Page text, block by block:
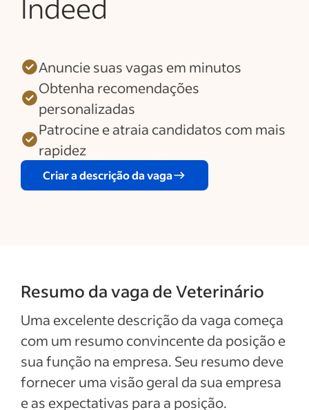
Indeed
Anuncie suas vagas em minutos
Obtenha recomendações
personalizadas
Patrocine e atraia candidatos com mais
rapidez
Criar a descrição da vaga
Resumo da vaga de Veterinário
Uma excelente descrição da vaga começa
com um resumo convincente da posição e
sua função na empresa. Seu resumo deve
fornecer uma visão geral da sua empresa
e as expectativas para a posição.